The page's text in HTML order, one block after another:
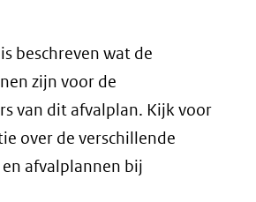
beschreven wat de
zijn voor de
van dit afvalplan. Kijk voor
over de verschillende
afvalplannen bij